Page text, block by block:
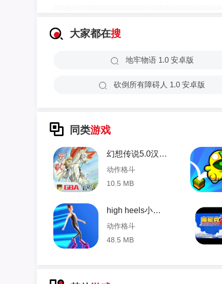
大家都在搜
地牢物语 1.0 安卓版
砍倒所有障碍人 1.0 安卓版
同类游戏
幻想传说5.0汉化版 2020.12.03.15 安卓版
动作格斗
10.5 MB
high heels小游戏 1.3 安卓版
动作格斗
48.5 MB